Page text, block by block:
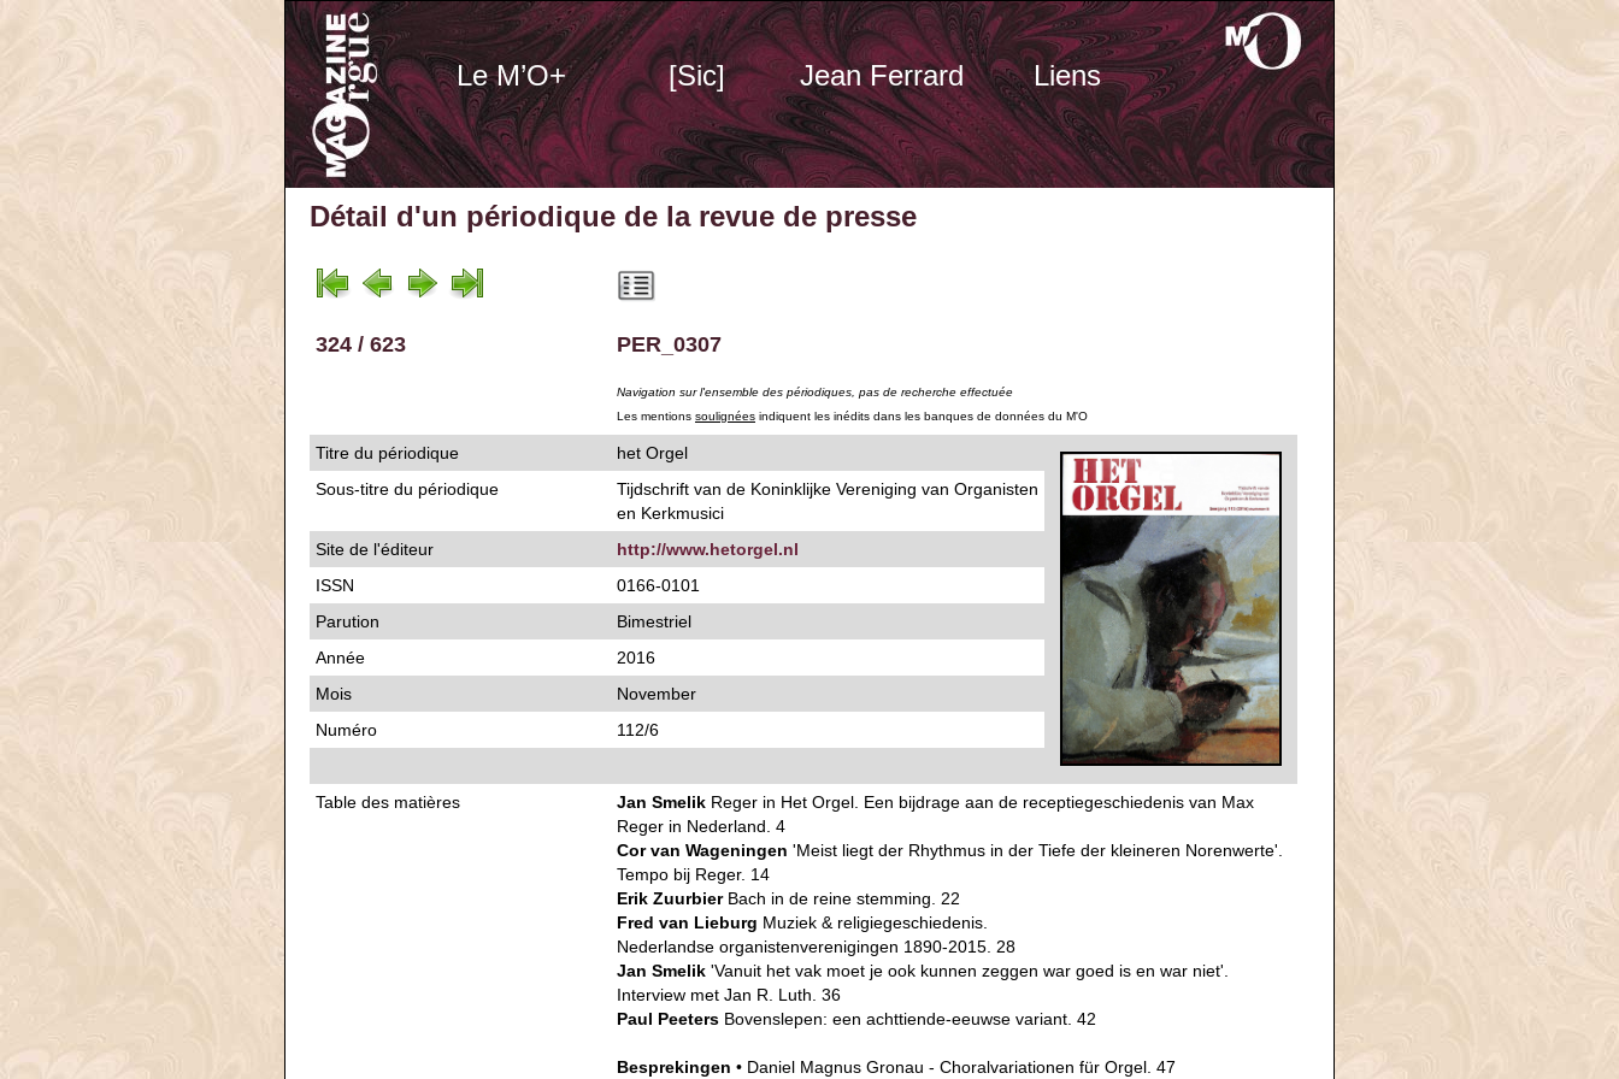
Le M’O+ [Sic] Jean Ferrard Liens
Détail d'un périodique de la revue de presse
324 / 623 PER_0307
Navigation sur l'ensemble des périodiques, pas de recherche effectuée
Les mentions soulignées indiquent les inédits dans les banques de données du M'O
Titre du périodique
het Orgel
Sous-titre du périodique
Tijdschrift van de Koninklijke Vereniging van Organisten
en Kerkmusici
Site de l'éditeur
http://www.hetorgel.nl
ISSN
0166-0101
Parution
Bimestriel
Année
2016
Mois
November
Numéro
112/6
Table des matières Jan Smelik Reger in Het Orgel. Een bijdrage aan de receptiegeschiedenis van Max
Reger in Nederland. 4
Cor van Wageningen 'Meist liegt der Rhythmus in der Tiefe der kleineren Norenwerte'.
Tempo bij Reger. 14
Erik ZuurbierBach in de reine stemming. 22
Fred van Lieburg Muziek & religiegeschiedenis.
Nederlandse organistenverenigingen 1890-2015. 28
Jan Smelik 'Vanuit het vak moet je ook kunnen zeggen war goed is en war niet'.
Interview met Jan R. Luth. 36
Paul Peeters Bovenslepen: een achttiende-eeuwse variant. 42
Besprekingen • Daniel Magnus Gronau - Choralvariationen für Orgel. 47